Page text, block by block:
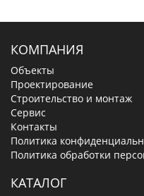
КОМПАНИЯ
Объекты
Проектирование
Строительство и монтаж
Сервис
Контакты
Политика
Политика обработки
КАТАЛОГ